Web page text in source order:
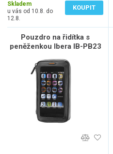
Skladem
u vás od 10.8. do
12.8.
KOUPIT
Pouzdro na řidítka s
peněženkou Ibera IB-PB23